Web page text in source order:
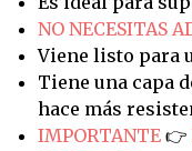
NO NECESITAS
Viene listo para
Tiene una capa
hace más
IMPORTANTE 👉